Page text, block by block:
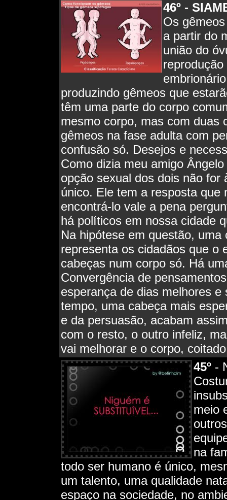
46º -
Os
a partir do
união do
produzindo gêmeos que
têm uma parte do corpo
mesmo corpo, mas com duas
gêmeos na fase adulta com
confusão só. Desejos e
Como dizia meu amigo
opção sexual dos dois não
único. Ele tem a resposta que
encontrá-lo vale a pena
há políticos em nossa cidade
Na hipótese em questão,
representa os cidadãos que o
cabeças num corpo só. Há
Convergência de
esperança de dias melhores
tempo, uma cabeça mais
e da persuasão, acabam
com o resto, o outro infeliz,
vai melhorar e o corpo,
45º -
meio
na
todo ser humano é único,
um talento, uma qualidade
espaço na sociedade, no